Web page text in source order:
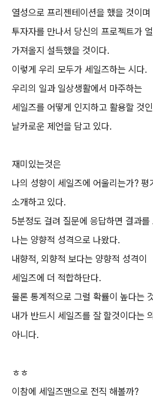
열성으로 프리젠테이션을 했을 것이며
투자자를 만나서 당신의 프로젝트가
가져올지 설득했을 것이다.
이렇게 우리 모두가 세일즈하는 시다.
우리의 일과 일상생활에서 마주하는
세일즈를 어떻게 인지하고 활용할 것
날카로운 제언을 담고 있다.
재미있는것은
나의 성향이 세일즈에 어울리는가? 평
소개하고 있다.
5분정도 걸려 질문에 응답하면 결과를
나는 양향적 성격으로 나왔다.
내향적, 외향적 보다는 양향적 성격이
세일즈에 더 적합하단다.
물론 통계적으로 그럴 확률이 높다는
내가 반드시 세일즈를 잘 할것이다는
아니다.
ㅎㅎ
이참에 세일즈맨으로 전직 해볼까?